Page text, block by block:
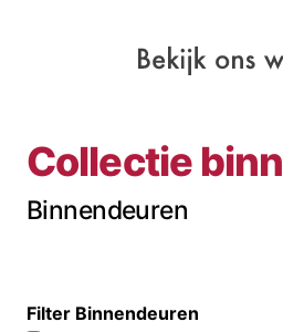
Collectie
Binnendeuren
Filter Binnendeuren